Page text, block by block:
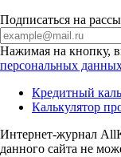
Подписаться на
Нажимая на кнопку,
персональных
Кредитный
Калькулятор
Интернет-журнал
данного сайта не